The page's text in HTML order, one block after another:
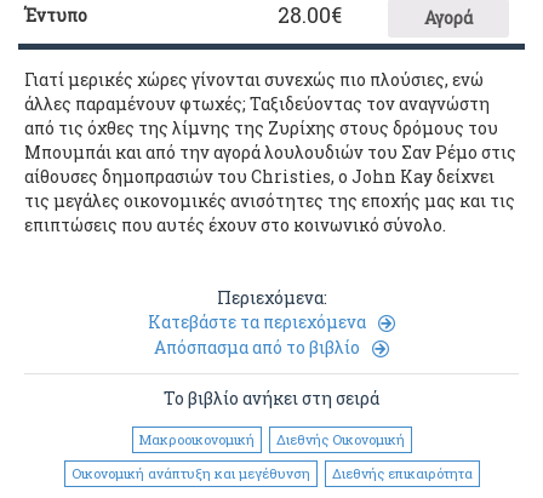
Έντυπο
28.00€ Αγορά
Γιατί μερικές χώρες γίνονται συνεχώς πιο πλούσιες, ενώ
άλλες παραμένουν φτωχές; Ταξιδεύοντας τον αναγνώστη
από τις όχθες της λίμνης της Ζυρίχης στους δρόμους του
Μπουμπάι και από την αγορά λουλουδιών του Σαν Ρέμο στις
αίθουσες δημοπρασιών του Christies, ο John Kay δείχνει
τις μεγάλες οικονομικές ανισότητες της εποχής μας και τις
επιπτώσεις που αυτές έχουν στο κοινωνικό σύνολο.
Περιεχόμενα:
Κατεβάστε τα περιεχόμενα
Απόσπασμα από το βιβλίο
Το βιβλίο ανήκει στη σειρά
Μακροοικονομική
Διεθνής Οικονομική
Οικονομική ανάπτυξη και μεγέθυνση
Διεθνής επικαιρότητα